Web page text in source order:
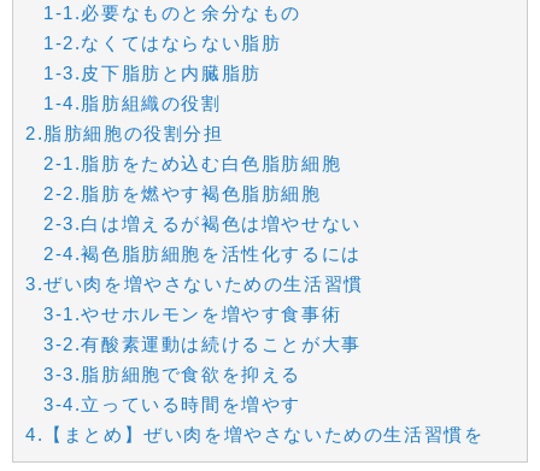
1-1.必要なものと余分なもの
1-2.なくてはならない脂肪
1-3.皮下脂肪と内臓脂肪
1-4.脂肪組織の役割
2.脂肪細胞の役割分担
2-1.脂肪をため込む白色脂肪細胞
2-2.脂肪を燃やす褐色脂肪細胞
2-3.白は増えるが褐色は増やせない
2-4.褐色脂肪細胞を活性化するには
3.ぜい肉を増やさないための生活習慣
3-1.やせホルモンを増やす食事術
3-2.有酸素運動は続けることが大事
3-3.脂肪細胞で食欲を抑える
3-4.立っている時間を増やす
4.【まとめ】ぜい肉を増やさないための生活習慣を